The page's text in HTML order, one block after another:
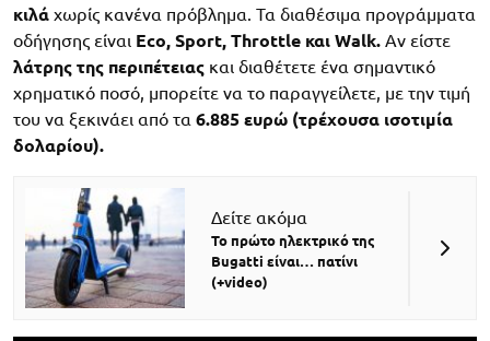
κιλά χωρίς κανένα πρόβλημα. Τα διαθέσιμα προγράμματα
οδήγησης είναι Eco, Sport, Throttle και Walk. Αν είστε
λάτρης της περιπέτειας και διαθέτετε ένα σημαντικό
χρηματικό ποσό, μπορείτε να το παραγγείλετε, με την τιμή
του να ξεκινάει από τα 6.885 ευρώ (τρέχουσα ισοτιμία
δολαρίου).
Δείτε ακόμα
To πρώτο ηλεκτρικό της
Bugatti είναι… πατίνι
(+video)